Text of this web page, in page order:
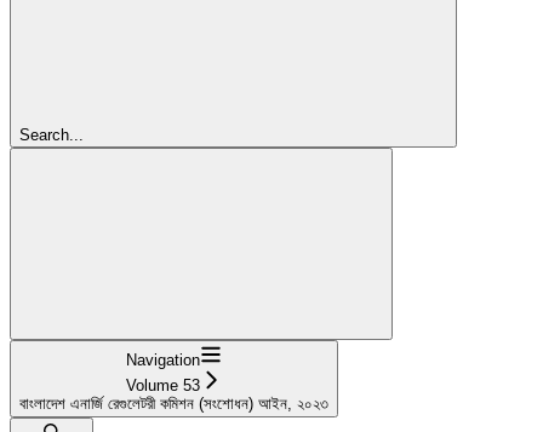
Search...
Navigation
Volume 53
বাংলাদেশ এনার্জি রেগুলেটরী কমিশন (সংশোধন) আইন, ২০২৩